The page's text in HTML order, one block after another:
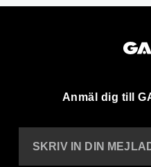
Anmäl dig till
SKRIV IN DIN